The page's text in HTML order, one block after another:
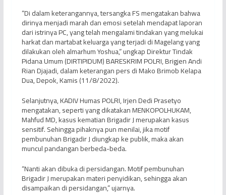
“Di dalam keterangannya, tersangka FS mengatakan bahwa
dirinya menjadi marah dan emosi setelah mendapat laporan
dari istrinya PC, yang telah mengalami tindakan yang melukai
harkat dan martabat keluarga yang terjadi di Magelang yang
dilakukan oleh almarhum Yoshua,” ungkap Direktur Tindak
Pidana Umum (DIRTIPIDUM) BARESKRIM POLRI, Brigjen Andi
Rian Djajadi, dalam keterangan pers di Mako Brimob Kelapa
Dua, Depok, Kamis (11/8/2022).
Selanjutnya, KADIV Humas POLRI, Irjen Dedi Prasetyo
mengatakan, seperti yang dikatakan MENKOPOLHUKAM,
Mahfud MD, kasus kematian Brigadir J merupakan kasus
sensitif. Sehingga pihaknya pun menilai, jika motif
pembunuhan Brigadir J diungkap ke publik, maka akan
muncul pandangan berbeda-beda.
“Nanti akan dibuka di persidangan. Motif pembunuhan
Brigadir J merupakan materi penyidikan, sehingga akan
disampaikan di persidangan,” ujarnya.